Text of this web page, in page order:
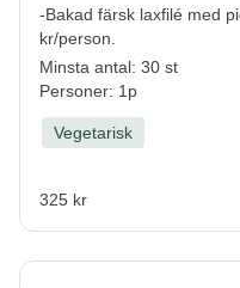
-Bakad färsk laxfilé med
kr/person.
Minsta antal: 30 st
Personer: 1p
Vegetarisk
325 kr